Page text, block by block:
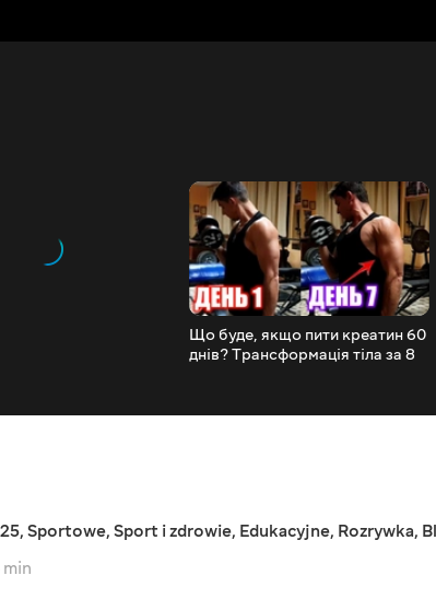
Що буде, якщо пити креатин 60
днів? Трансформація тіла за 8
, Sportowe, Sport i zdrowie, Edukacyjne, Rozrywka,
min